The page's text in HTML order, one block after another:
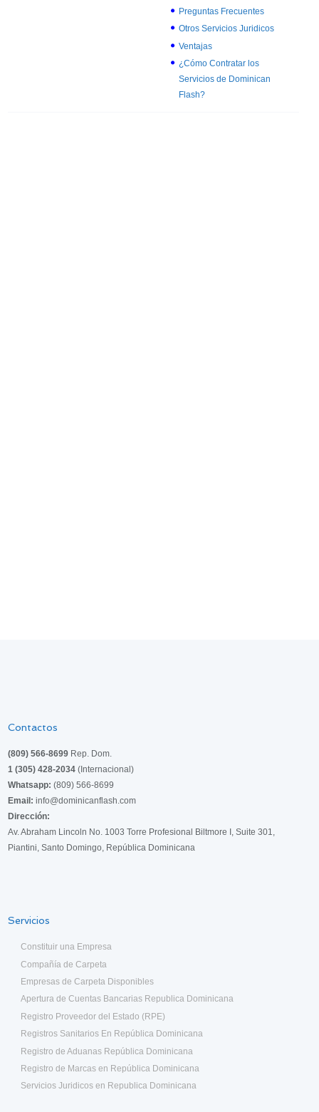
Preguntas Frecuentes
Otros Servicios Juridicos
Ventajas
¿Cómo Contratar los
Servicios de Dominican
Flash?
Contactos
(809) 566-8699 Rep. Dom.
1 (305) 428-2034 (Internacional)
Whatsapp: (809) 566-8699
Email: info@dominicanflash.com
Dirección:
Av. Abraham Lincoln No. 1003 Torre Profesional Biltmore I, Suite 301,
Piantini, Santo Domingo, República Dominicana
Servicios
Constituir una Empresa
Compañía de Carpeta
Empresas de Carpeta Disponibles
Apertura de Cuentas Bancarias Republica Dominicana
Registro Proveedor del Estado (RPE)
Registros Sanitarios En República Dominicana
Registro de Aduanas República Dominicana
Registro de Marcas en República Dominicana
Servicios Juridicos en Republica Dominicana